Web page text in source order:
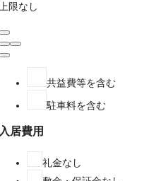
上限なし
共益費等を含む
駐車料を含む
入居費用
礼金なし